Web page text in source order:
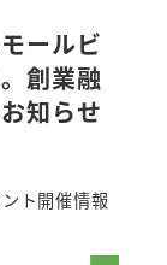
ールビ
創業融
知らせ
ート開催情報